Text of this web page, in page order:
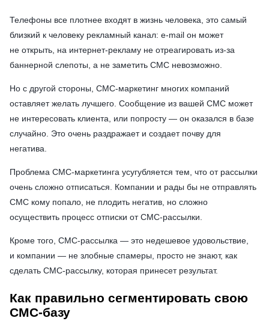
Телефоны все плотнее входят в жизнь человека, это самый
близкий к человеку рекламный канал: e-mail он может
не открыть, на интернет-рекламу не отреагировать из-за
баннерной слепоты, а не заметить СМС невозможно.
Но с другой стороны, СМС-маркетинг многих компаний
оставляет желать лучшего. Сообщение из вашей СМС может
не интересовать клиента, или попросту — он оказался в базе
случайно. Это очень раздражает и создает почву для
негатива.
Проблема СМС-маркетинга усугубляется тем, что от рассылки
очень сложно отписаться. Компании и рады бы не отправлять
СМС кому попало, не плодить негатив, но сложно
осуществить процесс отписки от СМС-рассылки.
Кроме того, СМС-рассылка — это недешевое удовольствие,
и компании — не злобные спамеры, просто не знают, как
сделать СМС-рассылку, которая принесет результат.
Как правильно сегментировать свою
СМС-базу